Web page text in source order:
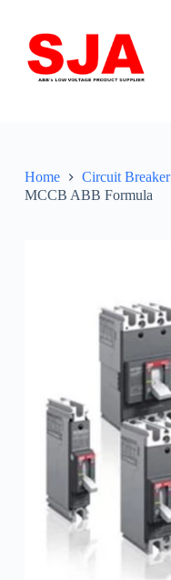
n
Home Circuit Breaker
MCCB ABB Formula